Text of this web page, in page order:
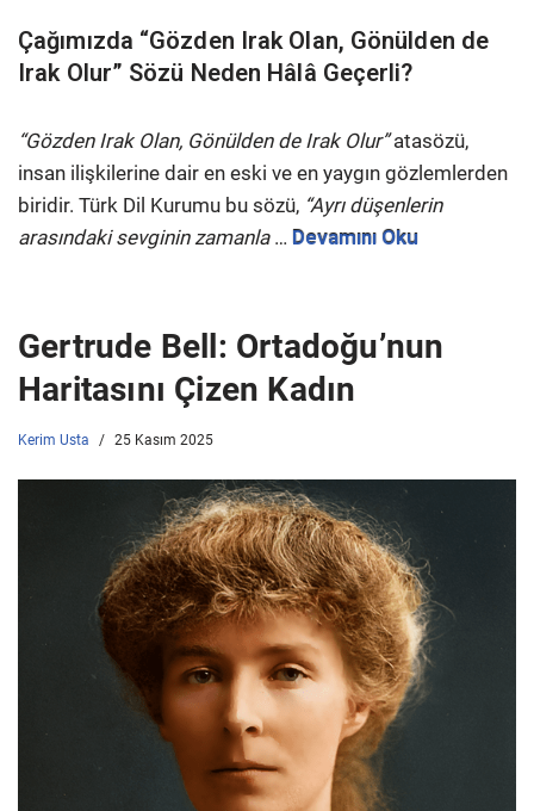
Çağımızda “Gözden Irak Olan, Gönülden de
Irak Olur” Sözü Neden Hâlâ Geçerli?
“Gözden Irak Olan, Gönülden de Irak Olur”atasözü,
insan ilişkilerine dair en eski ve en yaygın gözlemlerden
biridir. Türk Dil Kurumu bu sözü, “Ayrı düşenlerin
arasındaki sevginin zamanla … Devamını Oku
Gertrude Bell: Ortadoğu’nun
Haritasını Çizen Kadın
Kerim Usta 25 Kasım 2025